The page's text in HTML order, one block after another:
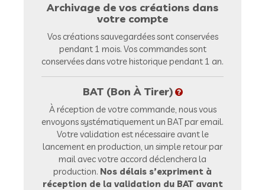
Archivage de vos créations dans
votre compte
Vos créations sauvegardées sont conservées
pendant 1 mois. Vos commandes sont
conservées dans votre historique pendant 1 an.
BAT (Bon À Tirer)
À réception de votre commande, nous vous
envoyons systématiquement un BAT par email.
Votre validation est nécessaire avant le
lancement en production, un simple retour par
mail avec votre accord déclenchera la
production. Nos délais s’expriment à
réception de la validation du BAT avant